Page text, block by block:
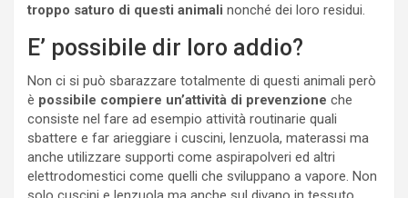
troppo saturo di questi animali nonché dei loro residui.
E’ possibile dir loro addio?
Non ci si può sbarazzare totalmente di questi animali però
è possibile compiere un’attività di prevenzione che
consiste nel fare ad esempio attività routinarie quali
sbattere e far arieggiare i cuscini, lenzuola, materassi ma
anche utilizzare supporti come aspirapolveri ed altri
elettrodomestici come quelli che sviluppano a vapore. Non